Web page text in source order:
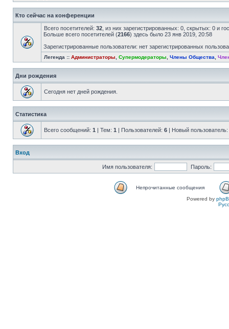
Кто сейчас на конференции
Всего посетителей: 32 , из них зарегистрированных: 0, скрытых: 0 и
Больше всего посетителей (2166) здесь было 23 янв 2019, 20:58
Зарегистрированные пользователи: нет зарегистрированных
Легенда :: Администраторы Супермодераторы Члены Общества
Дни рождения
Сегодня нет дней рождения.
Статистика
Всего сообщений: 1 | Тем: 1 | Пользователей: 6 | Новый пользователь:
Вход
Имя пользователя: Пароль:
Непрочитанные сообщения
Powered by